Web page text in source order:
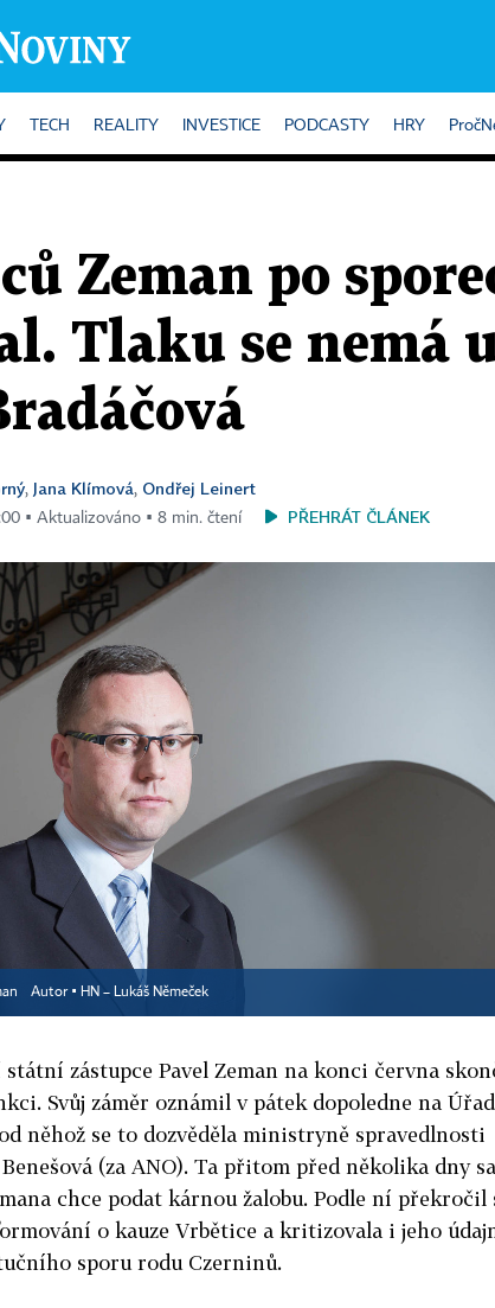
TECH REALITY INVESTICE PODCASTY HRY
Zeman po
Tlaku se nemá
, Jana Klímová, Ondřej Leinert
▪ Aktualizováno ▪ 8 min. čtení PŘEHRÁT ČLÁNEK
Autor ▪ HN – Lukáš Němeček
státní zástupce Pavel Zeman na konci června
Svůj záměr oznámil v pátek dopoledne na Úřad
něhož se to dozvěděla ministryně spravedlnosti
(za ANO). Ta přitom před několika dny
chce podat kárnou žalobu. Podle ní překročil
o kauze Vrbětice a kritizovala i jeho
sporu rodu Czerninů.